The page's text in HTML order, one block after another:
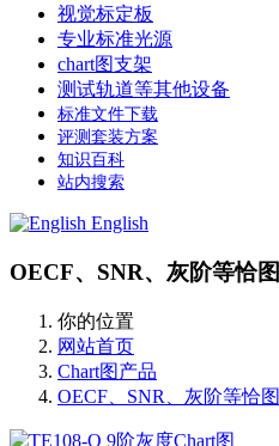
视觉标定板
专业标准光源
chart图支架
测试轨道等其他设备
标准文件下载
评测套装方案
知识百科
站内搜索
English
OECF、SNR、灰阶等恰图
你的位置
网站首页
Chart图产品
OECF、SNR、灰阶等恰图